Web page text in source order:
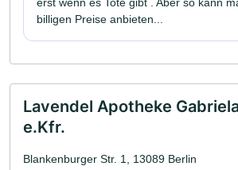
billigen Preise anbieten...
Lavendel Apotheke
e.Kfr.
Blankenburger Str. 1, 13089 Berlin